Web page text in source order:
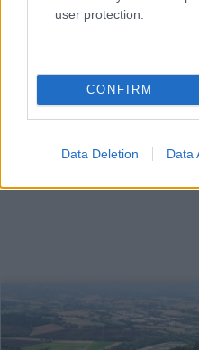
user protection.
CONFIRM
Data Deletion Data
Torrette (PU) - 75.4km
Strada Nazionale Adriatica Sud, 259